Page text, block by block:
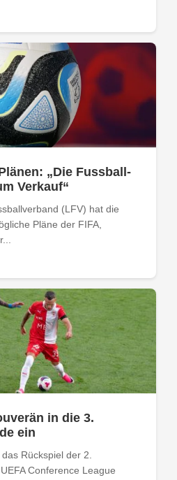
„Die Fussball-
Verkauf“
(LFV) hat die
Pläne der FIFA,
in die 3.
ein
Rückspiel der 2.
Conference League